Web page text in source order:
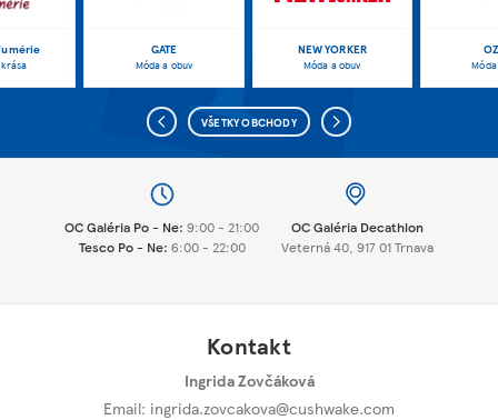
GATE
Móda a obuv
NEW YORKER
Móda a obuv
VŠETKY OBCHODY
OC Galéria Po - Ne: 9:00 - 21:00
Tesco Po - Ne: 6:00 - 22:00
OC Galéria Decathlon
Veterná 40, 917 01 Trnava
Kontakt
Ingrida Zovčáková
Email: ingrida.zovcakova@cushwake.com